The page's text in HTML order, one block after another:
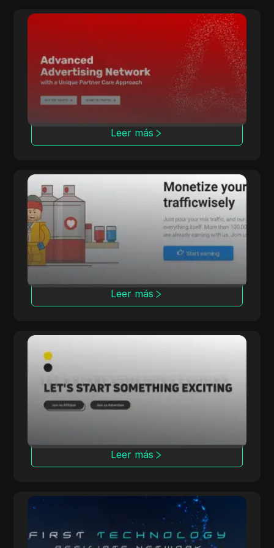
Adsterra conecta anunciantes y editores con
varios modelos de costo y herramientas
avanzadas de seguimiento.
Leer más
LosPollos
LosPollos ayuda a los afiliados a aumentar las
conversiones a través de la monetización
automatizada de Smartlink.
Leer más
Rainmaker ofrece altas tasas de conversión
con campañas exclusivas de múltiples
verticales, centrándose en soluciones de
iGaming internas.
Leer más
OpenAFF utiliza inteligencia artificial para
aumentar las tasas de conversión de tráfico.